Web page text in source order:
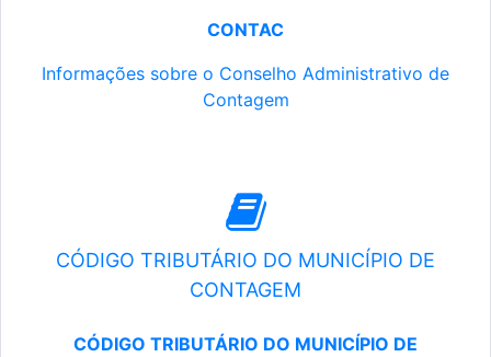
CONTAC
Informações sobre o Conselho Administrativo de
Contagem
CÓDIGO TRIBUTÁRIO DO MUNICÍPIO DE
CONTAGEM
CÓDIGO TRIBUTÁRIO DO MUNICÍPIO DE